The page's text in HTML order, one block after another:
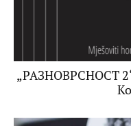
„РАЗНОВРСНОСТ 2“